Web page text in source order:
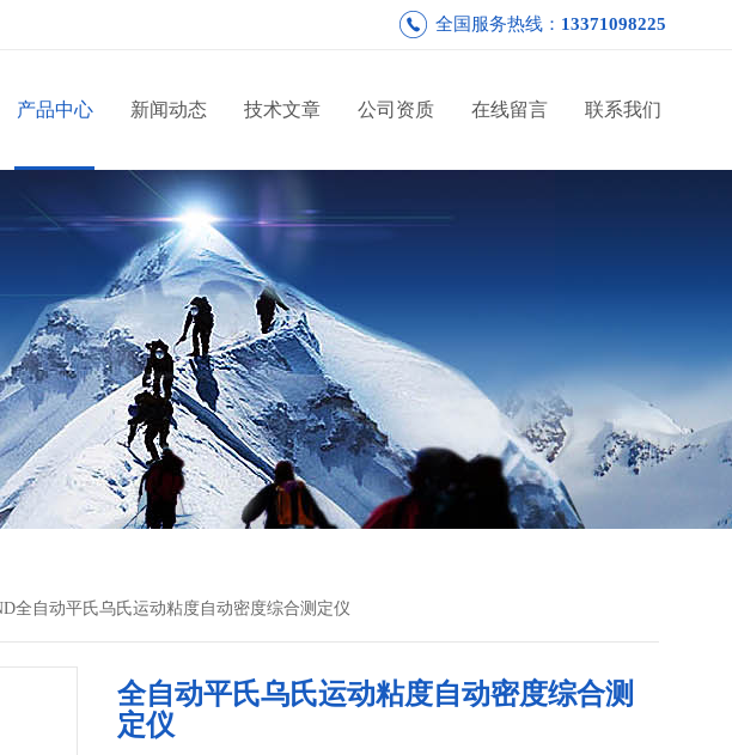
全国服务热线： 13371098225
产品中心 新闻动态 技术文章 公司资质 在线留言 联系我们
全自动平氏乌氏运动粘度自动密度综合测定仪
全自动平氏乌氏运动粘度自动密度综合测
定仪